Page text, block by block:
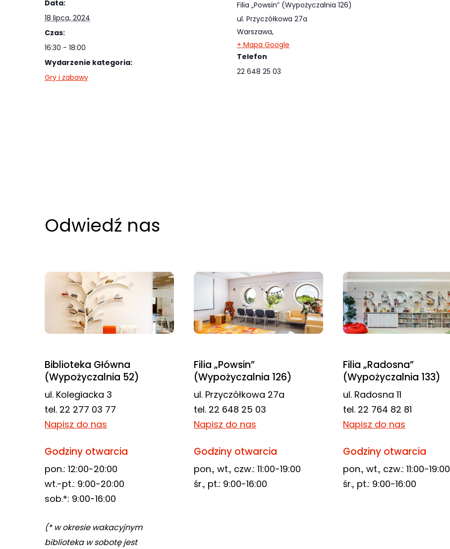
Data:
18 lipca, 2024
Czas:
16:30 - 18:00
Wydarzenie kategoria:
Gry i zabawy
Filia „Powsin” (Wypożyczalnia 126)
ul. Przyczółkowa 27a
Warszawa,
+ Mapa Google
Telefon
22 648 25 03
Odwiedź nas
Biblioteka Główna
(Wypożyczalnia 52)
ul. Kolegiacka 3
tel. 22 277 03 77
Napisz do nas
Godziny otwarcia
pon.: 12:00-20:00
wt.-pt.: 9:00-20:00
sob.*: 9:00-16:00
(* w okresie wakacyjnym
biblioteka w sobotę jest
Filia „Powsin”
(Wypożyczalnia 126)
ul. Przyczółkowa 27a
tel. 22 648 25 03
Napisz do nas
Godziny otwarcia
pon., wt., czw.: 11:00-19:00
śr., pt.: 9:00-16:00
Filia „Radosna”
(Wypożyczalnia 133)
ul. Radosna 11
tel. 22 764 82 81
Napisz do nas
Godziny otwarcia
pon., wt., czw.: 11:00-19:00
śr., pt.: 9:00-16:00
podczas
twojego
przejścia na nią.
Jeśli odrzucisz
te pliki cookie,
podczas
zobaczenie
spersonalizowanych